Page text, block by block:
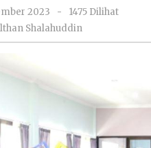
2023
oleh
Sulthan
-
1475 Dilihat
Shalahuddin